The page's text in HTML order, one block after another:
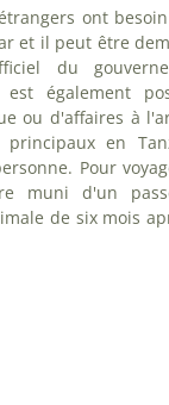
ont
et il peut être
du
également
ou d'affaires à
en
Pour
muni d'un
de six mois